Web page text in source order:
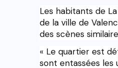
Les habitants de
de la ville de
des scènes
« Le quartier est
sont entassées les